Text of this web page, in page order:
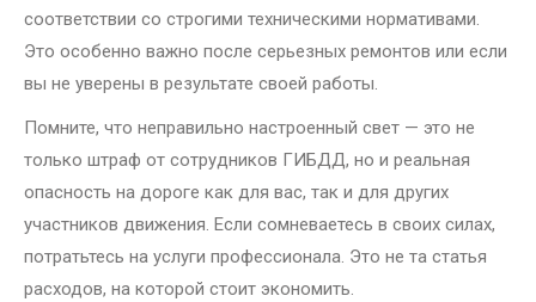
соответствии со строгими техническими нормативами.
Это особенно важно после серьезных ремонтов или если
вы не уверены в результате своей работы.
Помните, что неправильно настроенный свет — это не
только штраф от сотрудников ГИБДД, но и реальная
опасность на дороге как для вас, так и для других
участников движения. Если сомневаетесь в своих силах,
потратьтесь на услуги профессионала. Это не та статья
расходов, на которой стоит экономить.